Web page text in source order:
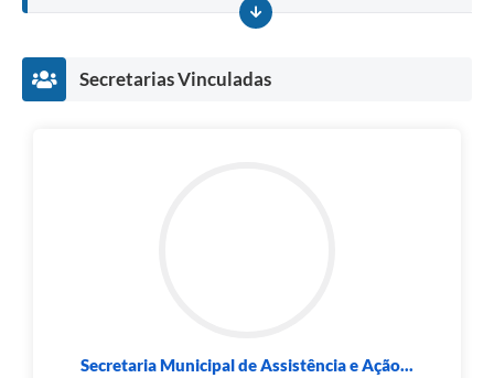
Secretarias Vinculadas
Secretaria Municipal de Assistência e Ação...